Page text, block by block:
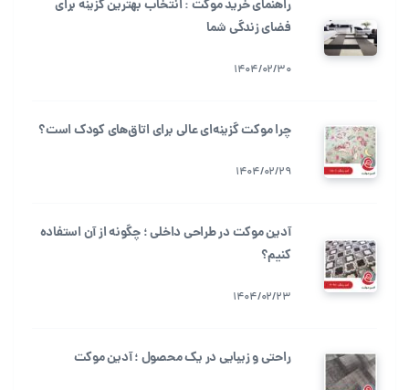
راهنمای خرید موکت : انتخاب بهترین گزینه برای
فضای زندگی شما
1404/02/30
چرا موکت گزینه‌ای عالی برای اتاق‌های کودک است؟
1404/02/29
آدین موکت در طراحی داخلی ؛ چگونه از آن استفاده
کنیم؟
1404/02/23
راحتی و زیبایی در یک محصول ؛ آدین موکت